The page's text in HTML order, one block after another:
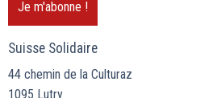
Suisse Solidaire
44 chemin de la Culturaz
1095 Lutry